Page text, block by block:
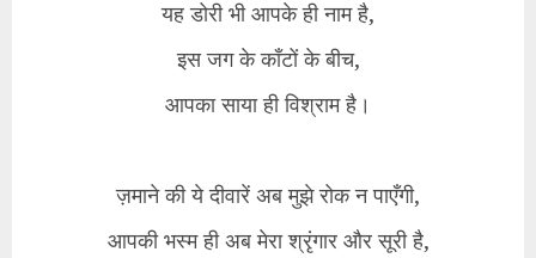
यह डोरी भी आपके ही नाम है,
इस जग के काँटों के बीच,
आपका साया ही विश्राम है।
ज़माने की ये दीवारें अब मुझे रोक न पाएँगी,
आपकी भस्म ही अब मेरा श्रृंगार और सूरी है,